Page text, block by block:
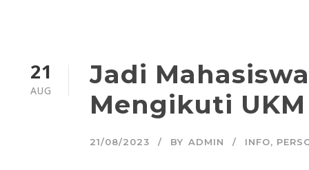
21
AUG
Jadi
Mengikuti
21/08/2023 BY ADMIN INFO,